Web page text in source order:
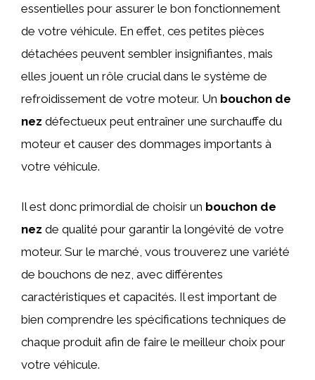
essentielles pour assurer le bon fonctionnement
de votre véhicule. En effet, ces petites pièces
détachées peuvent sembler insignifiantes, mais
elles jouent un rôle crucial dans le système de
refroidissement de votre moteur. Un bouchon de
nez défectueux peut entraîner une surchauffe du
moteur et causer des dommages importants à
votre véhicule.
Il est donc primordial de choisir un bouchon de
nez de qualité pour garantir la longévité de votre
moteur. Sur le marché, vous trouverez une variété
de bouchons de nez, avec différentes
caractéristiques et capacités. Il est important de
bien comprendre les spécifications techniques de
chaque produit afin de faire le meilleur choix pour
votre véhicule.